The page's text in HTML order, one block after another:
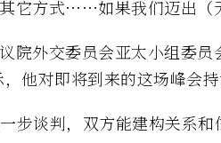
它方式……如果我们迈出（
院外交委员会亚太小组委
他对即将到来的这场峰会持
步谈判，双方能建构关系